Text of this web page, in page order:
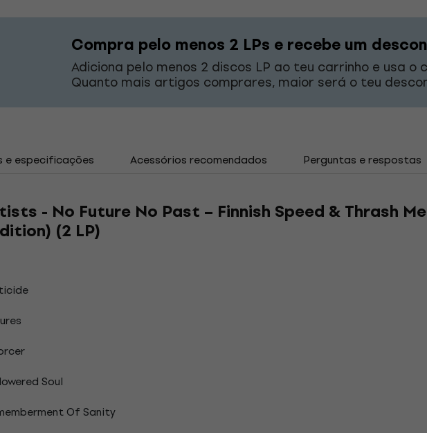
Compra pelo menos 2 LPs e recebe um
Adiciona pelo menos 2 discos LP ao teu carrinho e usa
Quanto mais artigos comprares, maior será o teu
e especificações Acessórios recomendados Perguntas e respostas
- No Future No Past – Finnish Speed & Thrash
(2 LP)
Soul
Of Sanity